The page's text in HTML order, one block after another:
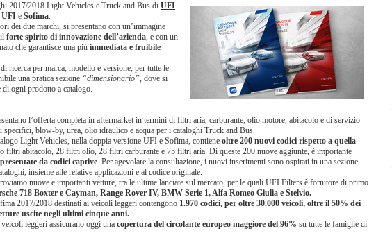
2017/2018 Light Vehicles e Truck and Bus di UFI
UFI e Sofima.
dei due marchi, si presentano con un’immagine
forte spirito di innovazione dell’azienda, e con un
che garantisce una più immediata e fruibile
ricerca per marca, modello e versione, per tutte le
una pratica sezione “dimensionario”, dove si
ogni prodotto a catalogo.
l’offerta completa in aftermarket in termini di filtri aria, carburante, olio motore, abitacolo e di servizio –
blow-by, urea, olio idraulico e acqua per i cataloghi Truck and Bus.
Light Vehicles, nella doppia versione UFI e Sofima, contiene oltre 200 nuovi codici rispetto a quella
filtri abitacolo, 28 filtri olio, 28 filtri carburante e 75 filtri aria. Di queste 200 nuove aggiunte, è importante
da codici captive. Per agevolare la consultazione, i nuovi inserimenti sono ospitati in una sezione
insieme alle relative applicazioni e al codice originale.
nuove e importanti vetture, tra le ultime lanciate sul mercato, per le quali UFI Filters è fornitore di primo
718 Boxter e Cayman, Range Rover IV, BMW Serie 1, Alfa Romeo Giulia e Stelvio.
2017/2018 destinati ai veicoli leggeri contengono 1.970 codici, per oltre 30.000 veicoli, oltre il 50% dei
uscite negli ultimi cinque anni.
leggeri assicurano oggi una copertura del circolante europeo maggiore del 96% su tutte le famiglie di